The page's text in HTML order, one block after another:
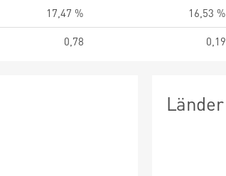
17,47 % 16,53 %
0,78 0,19
Länder